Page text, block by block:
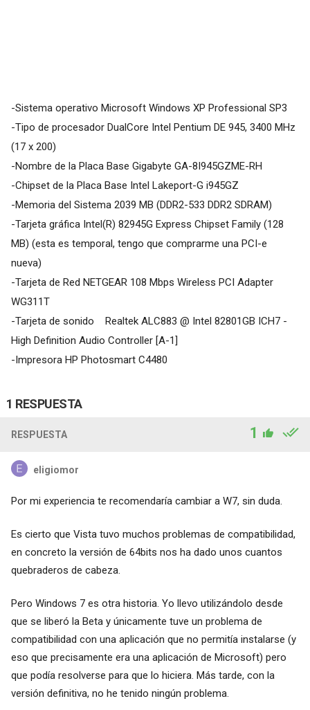
-Sistema operativo Microsoft Windows XP Professional SP3
-Tipo de procesador DualCore Intel Pentium DE 945, 3400 MHz
(17 x 200)
-Nombre de la Placa Base Gigabyte GA-8I945GZME-RH
-Chipset de la Placa Base Intel Lakeport-G i945GZ
-Memoria del Sistema 2039 MB (DDR2-533 DDR2 SDRAM)
-Tarjeta gráfica Intel(R) 82945G Express Chipset Family (128
MB) (esta es temporal, tengo que comprarme una PCI-e
nueva)
-Tarjeta de Red NETGEAR 108 Mbps Wireless PCI Adapter
WG311T
-Tarjeta de sonido Realtek ALC883 @ Intel 82801GB ICH7 -
High Definition Audio Controller [A-1]
-Impresora HP Photosmart C4480
1 RESPUESTA
RESPUESTA 1
eligiomor
Por mi experiencia te recomendaría cambiar a W7, sin duda.
Es cierto que Vista tuvo muchos problemas de compatibilidad,
en concreto la versión de 64bits nos ha dado unos cuantos
quebraderos de cabeza.
Pero Windows 7 es otra historia. Yo llevo utilizándolo desde
que se liberó la Beta y únicamente tuve un problema de
compatibilidad con una aplicación que no permitía instalarse (y
eso que precisamente era una aplicación de Microsoft) pero
que podía resolverse para que lo hiciera. Más tarde, con la
versión definitiva, no he tenido ningún problema.